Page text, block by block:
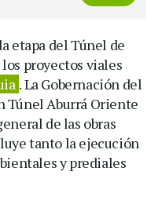
etapa del Túnel de
proyectos viales
. La Gobernación del
Túnel Aburrá Oriente
de las obras
tanto la ejecución
y prediales